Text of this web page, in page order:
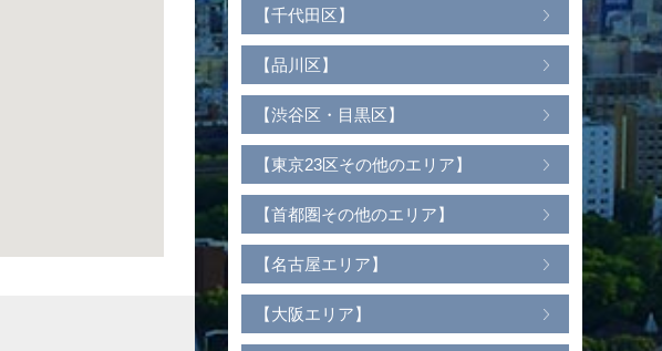
【千代田区】
【品川区】
【渋谷区・目黒区】
【東京23区その他のエリア】
【首都圏その他のエリア】
【名古屋エリア】
【大阪エリア】